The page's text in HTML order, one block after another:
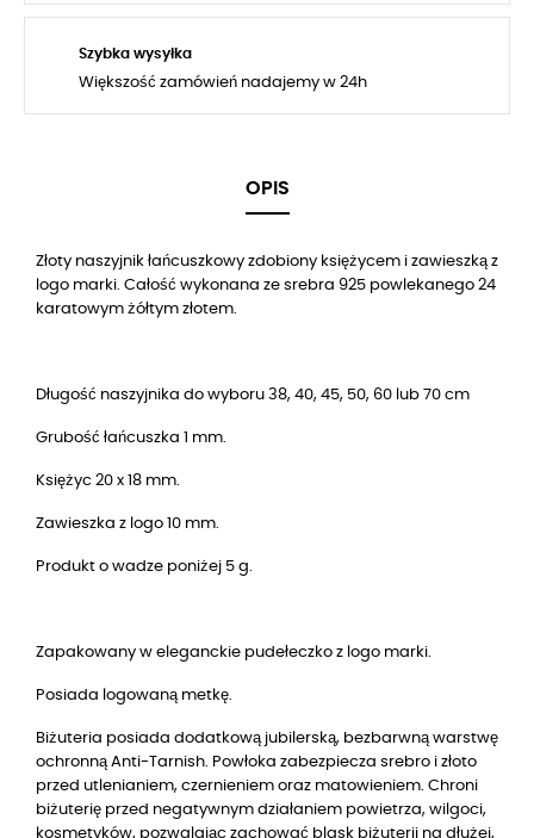
Szybka wysyłka
Większość zamówień nadajemy w 24h
OPIS
Złoty naszyjnik łańcuszkowy zdobiony księżycem i zawieszką z
logo marki. Całość wykonana ze srebra 925 powlekanego 24
karatowym żółtym złotem.
Długość naszyjnika do wyboru 38, 40, 45, 50, 60 lub 70 cm
Grubość łańcuszka 1 mm.
Księżyc 20 x 18 mm.
Zawieszka z logo 10 mm.
Produkt o wadze poniżej 5 g.
Zapakowany w eleganckie pudełeczko z logo marki.
Posiada logowaną metkę.
Biżuteria posiada dodatkową jubilerską, bezbarwną warstwę
ochronną Anti-Tarnish. Powłoka zabezpiecza srebro i złoto
przed utlenianiem, czernieniem oraz matowieniem. Chroni
biżuterię przed negatywnym działaniem powietrza, wilgoci,
kosmetyków, pozwalając zachować blask biżuterii na dłużej,